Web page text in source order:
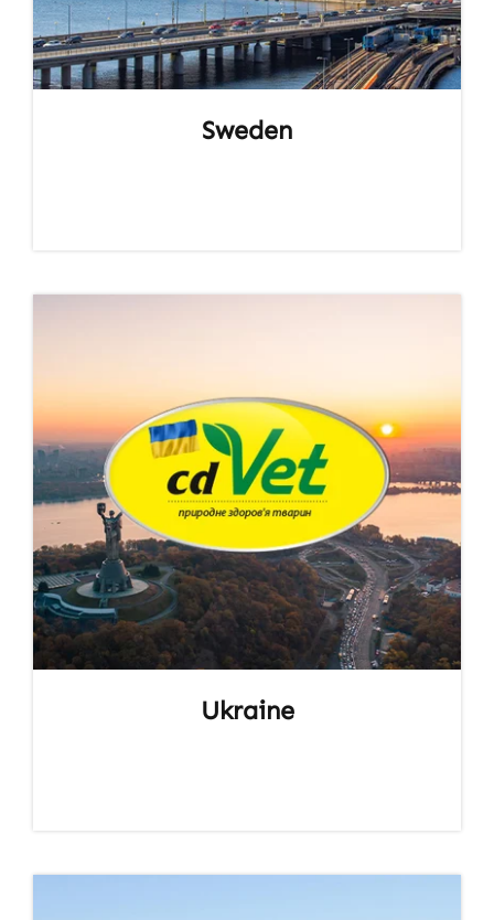
Sweden
Ukraine